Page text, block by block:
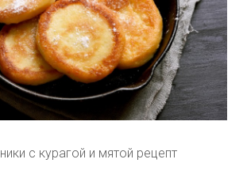
с курагой и мятой рецепт